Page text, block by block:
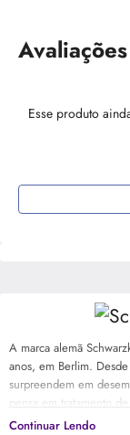
Avaliações
Esse produto
A marca alemã
anos, em Berlim.
surpreendem em
pensa em tratamento
Professional é uma das
Continuar Lendo